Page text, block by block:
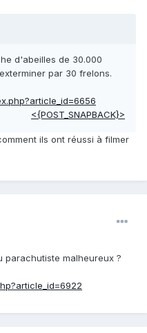
d'abeilles de 30.000
par 30 frelons.
<{POST_SNAPBACK}>
ils ont réussi à filmer
parachutiste malheureux ?